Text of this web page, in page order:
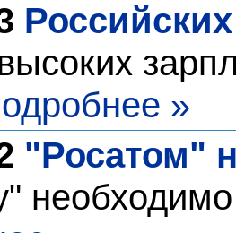
»
"Росатом"